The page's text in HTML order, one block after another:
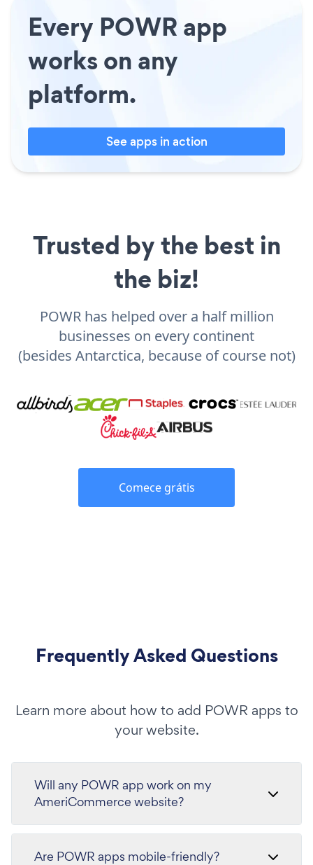
Every POWR app
works on any
platform.
See apps in action
Trusted by the best in
the biz!
POWR has helped over a half million
businesses on every continent
(besides Antarctica, because of course not)
Comece grátis
Frequently Asked Questions
Learn more about how to add POWR apps to
your website.
Will any POWR app work on my
AmeriCommerce website?
Are POWR apps mobile-friendly?